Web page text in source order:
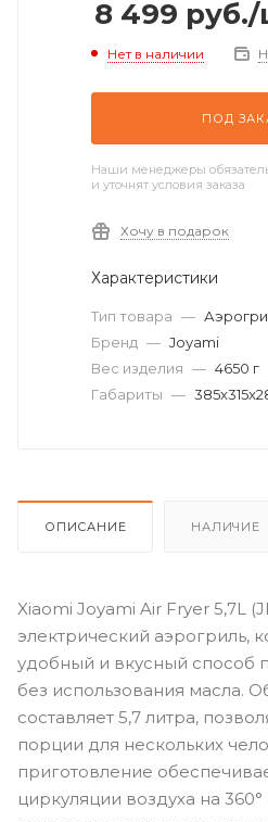
8 499 руб./
Нет в наличии
ПОД
Наши менеджеры
и уточнят условия заказа
Хочу в подарок
Характеристики
Тип товара —
Бренд — Joyami
Вес изделия — 4650 г
Габариты —
ОПИСАНИЕ НАЛИЧИЕ
Xiaomi Joyami Air Fryer 5,7L
электрический аэрогриль,
удобный и вкусный способ
без использования масла.
составляет 5,7 литра,
порции для нескольких
приготовление
циркуляции воздуха на